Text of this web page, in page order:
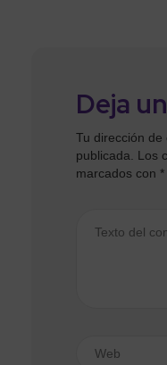
Deja
Tu dirección
publicada.
Los
marcados con *